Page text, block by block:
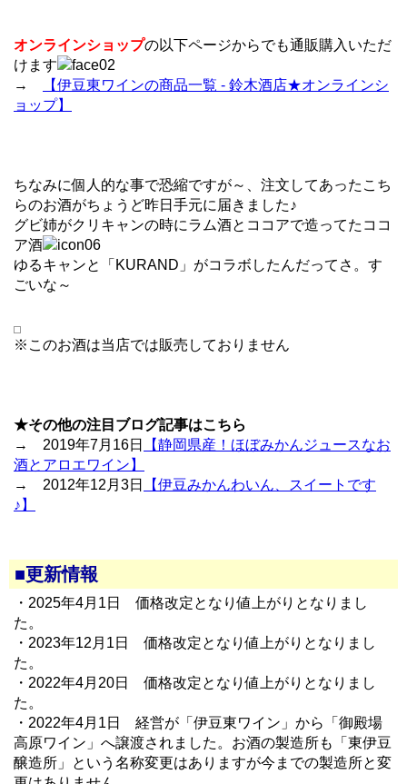
オンラインショップの以下ページからでも通販購入いただ
けます
→
【伊豆東ワインの商品一覧 - 鈴木酒店★オンラインシ
ョップ】
ちなみに個人的な事で恐縮ですが～、注文してあったこち
らのお酒がちょうど昨日手元に届きました♪
グビ姉がクリキャンの時にラム酒とココアで造ってたココ
ア酒
ゆるキャンと「KURAND」がコラボしたんだってさ。す
ごいな～
※このお酒は当店では販売しておりません
★その他の注目ブログ記事はこちら
→ 2019年7月16日
【静岡県産！ほぼみかんジュースなお
酒とアロエワイン】
→ 2012年12月3日
【伊豆みかんわいん、スイートです
♪】
■更新情報
・2025年4月1日 価格改定となり値上がりとなりまし
た。
・2023年12月1日 価格改定となり値上がりとなりまし
た。
・2022年4月20日 価格改定となり値上がりとなりまし
た。
・2022年4月1日 経営が「伊豆東ワイン」から「御殿場
高原ワイン」へ譲渡されました。お酒の製造所も「東伊豆
醸造所」という名称変更はありますが今までの製造所と変